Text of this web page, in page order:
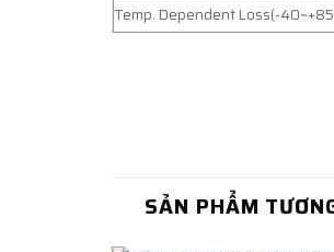
Temp. Dependent Loss(-
SẢN PHẨM